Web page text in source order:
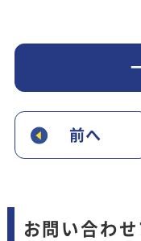
前へ
お問い合わ